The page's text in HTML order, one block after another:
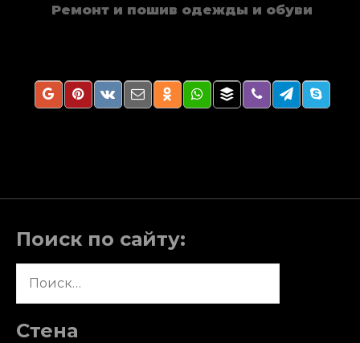
Ремонт и пошив одежды и обуви
Поиск по сайту:
Стена